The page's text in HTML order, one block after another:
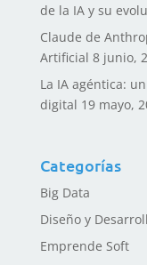
de la IA y su
Claude de
Artificial 8 junio,
La IA agéntica:
digital 19 mayo,
Categorías
Big Data
Diseño y
Emprende Soft